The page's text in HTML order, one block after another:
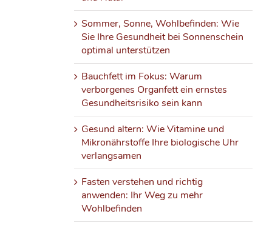
Sommer, Sonne, Wohlbefinden: Wie
Sie Ihre Gesundheit bei Sonnenschein
optimal unterstützen
Bauchfett im Fokus: Warum
verborgenes Organfett ein ernstes
Gesundheitsrisiko sein kann
Gesund altern: Wie Vitamine und
Mikronährstoffe Ihre biologische Uhr
verlangsamen
Fasten verstehen und richtig
anwenden: Ihr Weg zu mehr
Wohlbefinden